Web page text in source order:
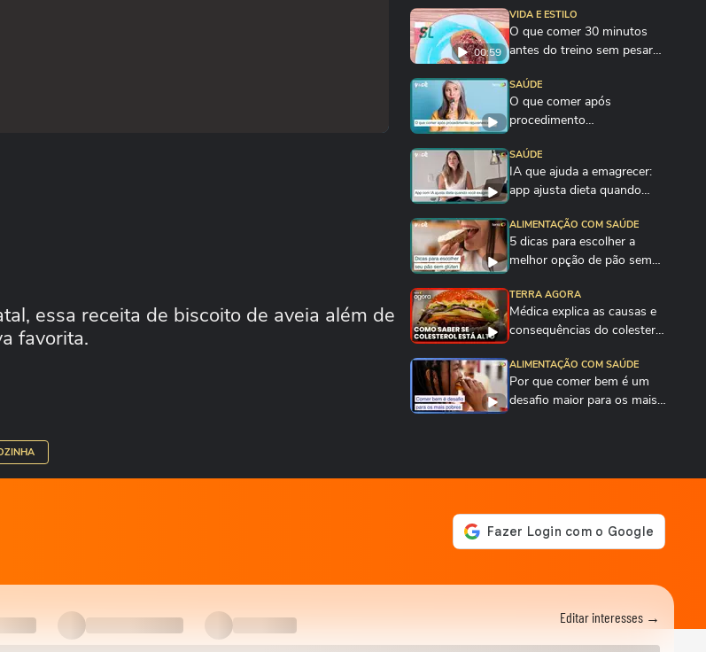
essa receita de biscoito de aveia além de
favorita.
00:59
VIDA E ESTILO
O que comer 30 minutos
antes do treino sem pesar
SAÚDE
O que comer após
procedimento
ultrassom...
SAÚDE
IA que ajuda a emagrecer:
app ajusta dieta quando
ALIMENTAÇÃO COM SAÚDE
5 dicas para escolher a
melhor opção de pão sem
TERRA AGORA
Médica explica as causas e
consequências do colesterol
ALIMENTAÇÃO COM SAÚDE
Por que comer bem é um
desafio maior para os mais
proteína vegetal pode
Como ‘mediterranizar’ a sua
dieta: Um padrão alimentar
mais saudável
SAÚDE
Editar interesses →